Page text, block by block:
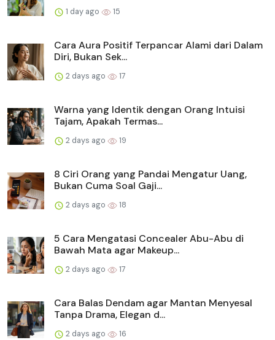
1 day ago 15
Cara Aura Positif Terpancar Alami dari Dalam
Diri, Bukan Sek...
2 days ago 17
Warna yang Identik dengan Orang Intuisi
Tajam, Apakah Termas...
2 days ago 19
8 Ciri Orang yang Pandai Mengatur Uang,
Bukan Cuma Soal Gaji...
2 days ago 18
5 Cara Mengatasi Concealer Abu-Abu di
Bawah Mata agar Makeup...
2 days ago 17
Cara Balas Dendam agar Mantan Menyesal
Tanpa Drama, Elegan d...
2 days ago 16